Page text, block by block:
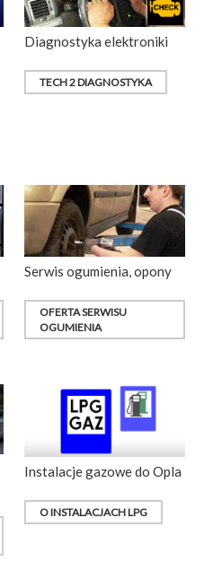
Diagnostyka elektroniki
TECH 2 DIAGNOSTYKA
Serwis ogumienia, opony
OFERTA SERWISU
OGUMIENIA
Instalacje gazowe do Opla
O INSTALACJACH LPG